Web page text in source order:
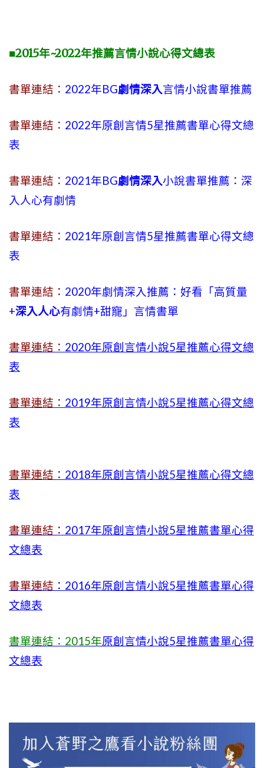
■2015年~2022年推薦言情小說心得文總表
書單連結： 2022年BG劇情深入言情小說書單推薦
書單連結： 2022年原創言情5星推薦書單心得文總
表
書單連結： 2021年BG劇情深入小說書單推薦：深
入人心有劇情
書單連結： 2021年原創言情5星推薦書單心得文總
表
書單連結： 2020年劇情深入推薦：好看「高質量
+深入人心有劇情+甜寵」言情書單
書單連結： 2020年原創言情小說5星推薦心得文總
表
書單連結： 2019年原創言情小說5星推薦心得文總
表
書單連結 ：2018年原創言情小說5星推薦心得文總
表
書單連結： 2017年原創言情小說5星推薦書單心得
文總表
書單連結 ：2016年原創言情小說5星推薦書單心得
文總表
書單連結：2015年原創言情小說5星推薦書單心得
文總表